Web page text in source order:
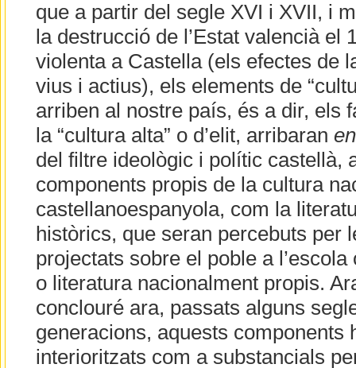
que a partir del segle XVI i XVII, i
la destrucció de l’Estat valencià el
violenta a Castella (els efectes de
vius i actius), els elements de
arriben al nostre país, és a dir, els
la “cultura alta” o d’elit, arribaran
del filtre ideològic i polític castellà,
components propis de la cultura
castellanoespanyola, com la
històrics, que seran percebuts per
projectats sobre el poble a
o literatura nacionalment propis.
conclouré ara, passats alguns
generacions, aquests components
interioritzats com a substancials